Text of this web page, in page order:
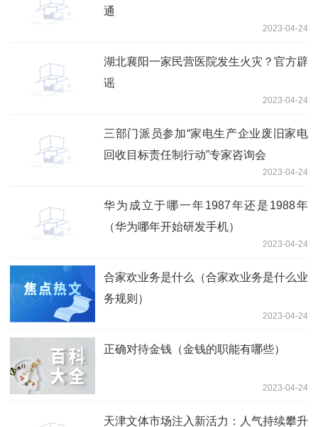
通
2023-04-24
湖北襄阳一家民营医院发生火灾？官方辟
谣
2023-04-24
三部门派员参加“家电生产企业废旧家电
回收目标责任制行动”专家咨询会
2023-04-24
华为成立于哪一年1987年还是1988年
（华为哪年开始研发手机）
2023-04-24
合家欢业务是什么（合家欢业务是什么业
务规则）
2023-04-24
正确对待金钱（金钱的职能有哪些）
2023-04-24
天津文体市场注入新活力：人气持续攀升